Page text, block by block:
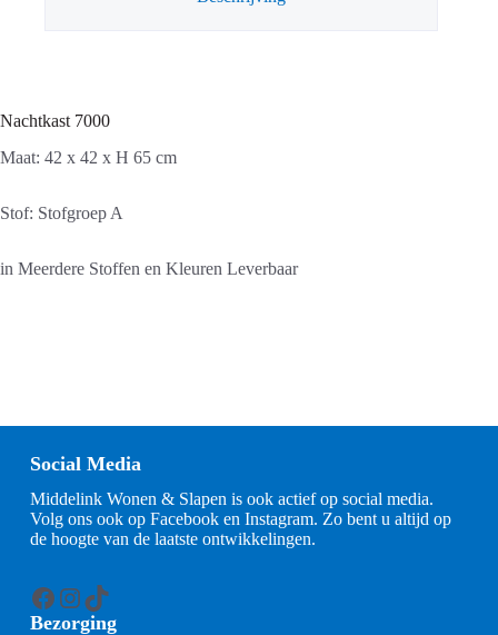
Nachtkast 7000
Maat: 42 x 42 x H 65 cm
Stof: Stofgroep A
in Meerdere Stoffen en Kleuren Leverbaar
Social Media
Middelink Wonen & Slapen is ook actief op social media.
Volg ons ook op Facebook en Instagram. Zo bent u altijd op
de hoogte van de laatste ontwikkelingen.
Facebook
Instagram
TikTok
Bezorging